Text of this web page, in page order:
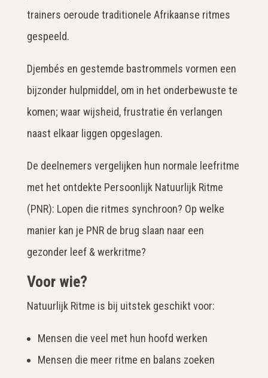
trainers oeroude traditionele Afrikaanse ritmes
gespeeld.
Djembés en gestemde bastrommels vormen een
bijzonder hulpmiddel, om in het onderbewuste te
komen; waar wijsheid, frustratie én verlangen
naast elkaar liggen opgeslagen.
De deelnemers vergelijken hun normale leefritme
met het ontdekte Persoonlijk Natuurlijk Ritme
(PNR): Lopen die ritmes synchroon? Op welke
manier kan je PNR de brug slaan naar een
gezonder leef & werkritme?
Voor wie?
Natuurlijk Ritme is bij uitstek geschikt voor:
Mensen die veel met hun hoofd werken
Mensen die meer ritme en balans zoeken